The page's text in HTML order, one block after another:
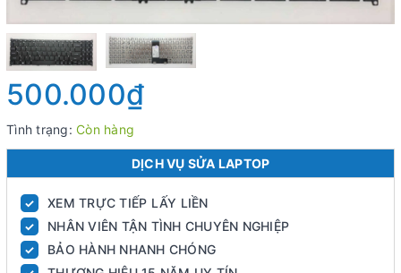
500.000₫
Tình trạng: Còn hàng
DỊCH VỤ SỬA LAPTOP
✓ XEM TRỰC TIẾP LẤY LIỀN
✓ NHÂN VIÊN TẬN TÌNH CHUYÊN NGHIỆP
✓ BẢO HÀNH NHANH CHÓNG